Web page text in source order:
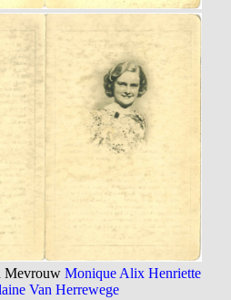
Mevrouw Monique Alix Henriette
Van Herrewege